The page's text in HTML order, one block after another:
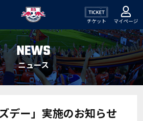
チケット マイページ
NEWS
ニュース
デー」実施のお知らせ